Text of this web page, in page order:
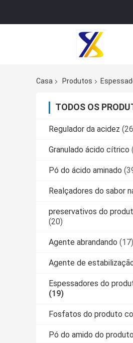
Casa Produtos
TODOS OS
Regulador da acidez
Granulado ácido cítrico
Pó do ácido aminado
Realçadores do sabor
preservativos do
(20)
Agente abrandando (17)
Agente de
Espessadores do
(19)
Fosfatos do produto
Pó do amido do